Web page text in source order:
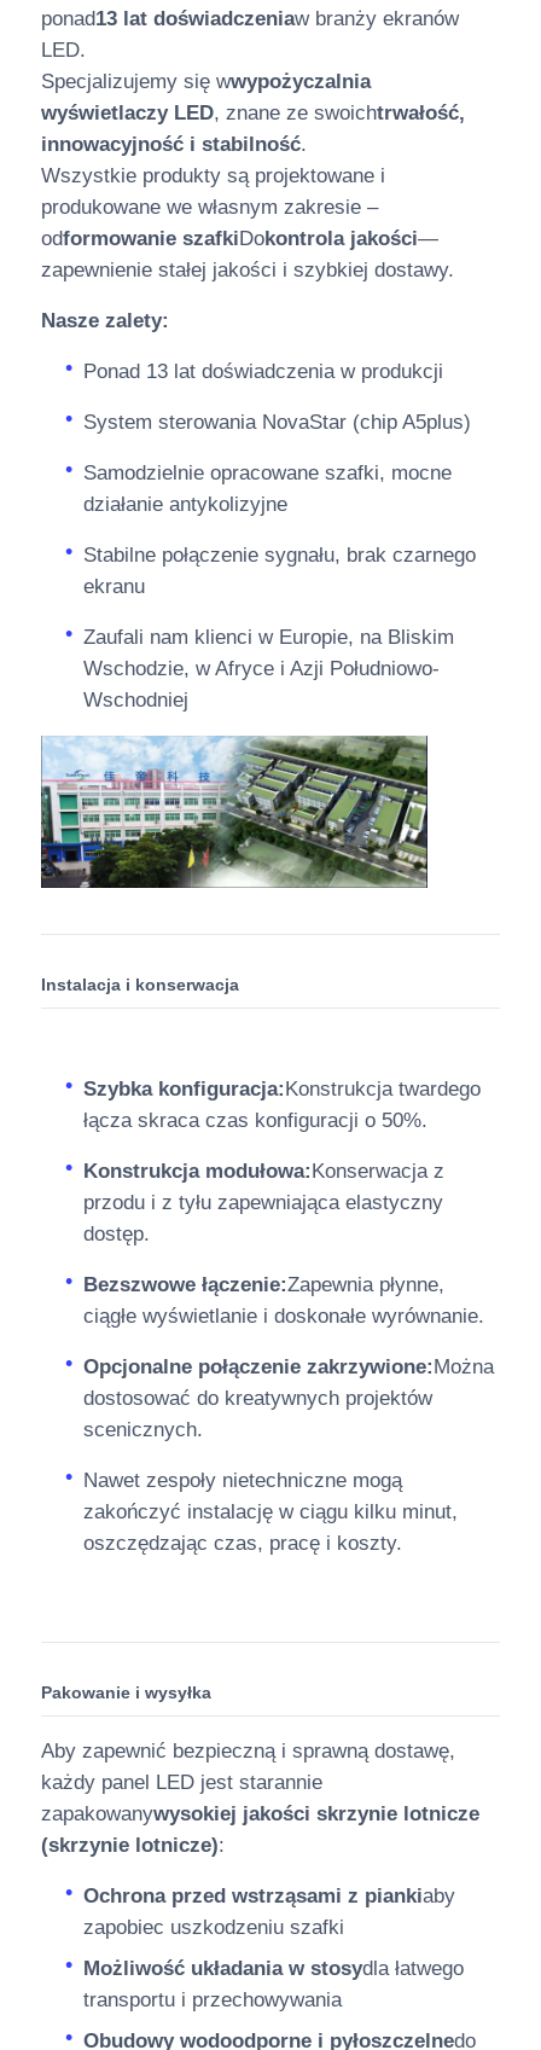
ponad13 lat doświadczeniaw branży ekranów
LED.
Specjalizujemy się wwypożyczalnia
wyświetlaczy LED, znane ze swoichtrwałość,
innowacyjność i stabilność.
Wszystkie produkty są projektowane i
produkowane we własnym zakresie –
odformowanie szafkiDokontrola jakości—
zapewnienie stałej jakości i szybkiej dostawy.
Nasze zalety:
Ponad 13 lat doświadczenia w produkcji
System sterowania NovaStar (chip A5plus)
Samodzielnie opracowane szafki, mocne
działanie antykolizyjne
Stabilne połączenie sygnału, brak czarnego
ekranu
Zaufali nam klienci w Europie, na Bliskim
Wschodzie, w Afryce i Azji Południowo-
Wschodniej
Instalacja i konserwacja
Szybka konfiguracja:Konstrukcja twardego
łącza skraca czas konfiguracji o 50%.
Konstrukcja modułowa:Konserwacja z
przodu i z tyłu zapewniająca elastyczny
dostęp.
Bezszwowe łączenie:Zapewnia płynne,
ciągłe wyświetlanie i doskonałe wyrównanie.
Opcjonalne połączenie zakrzywione:Można
dostosować do kreatywnych projektów
scenicznych.
Nawet zespoły nietechniczne mogą
zakończyć instalację w ciągu kilku minut,
oszczędzając czas, pracę i koszty.
Pakowanie i wysyłka
Aby zapewnić bezpieczną i sprawną dostawę,
każdy panel LED jest starannie
zapakowanywysokiej jakości skrzynie lotnicze
(skrzynie lotnicze):
Ochrona przed wstrząsami z piankiaby
zapobiec uszkodzeniu szafki
Możliwość układania w stosydla łatwego
transportu i przechowywania
Obudowy wodoodporne i pyłoszczelnedo